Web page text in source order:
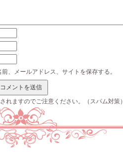
、メールアドレス、サイトを保存する。
れますのでご注意ください。（スパム対策）